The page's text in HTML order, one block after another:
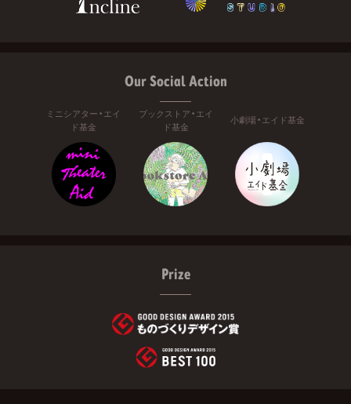
Our Social Action
ミニシアター・エイ
ド基金
ブックストア・エイ
ド基金
小劇場・エイド基金
Prize